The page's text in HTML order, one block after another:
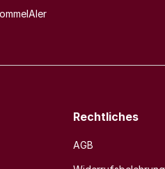
Rechtliches
AGB